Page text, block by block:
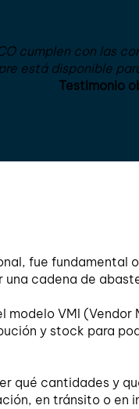
cumplen con las
está disponible
Testimonio
fue
una cadena de
modelo VMI
y stock para
qué cantidades y
en tránsito o en